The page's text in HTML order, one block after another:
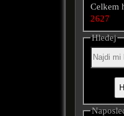
Celkem
2627
Hledej